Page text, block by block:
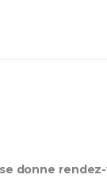
donne